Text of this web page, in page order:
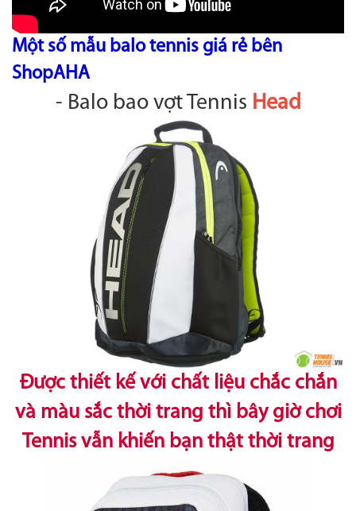
Một số mẫu balo tennis giá rẻ bên
ShopAHA
- Balo bao vợt Tennis Head
Được thiết kế với chất liệu chắc chắn
và màu sắc thời trang thì bây giờ chơi
Tennis vẫn khiến bạn thật thời trang